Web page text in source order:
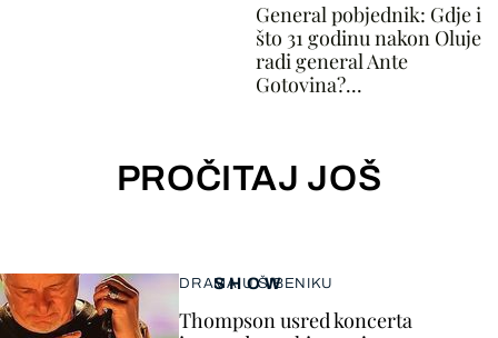
General pobjednik: Gdje i
što 31 godinu nakon Oluje
radi general Ante
Gotovina?...
PROČITAJ JOŠ
SHOW
DRAMA U ŠIBENIKU
Thompson usred koncerta